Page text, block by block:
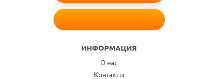
ИНФОРМАЦИЯ
О нас
Контакты